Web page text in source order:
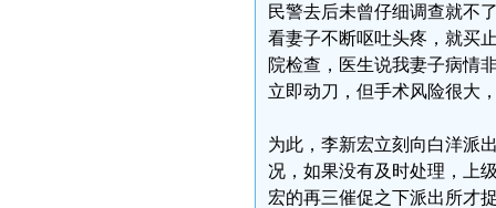
民警去后未曾仔细调查就不
看妻子不断呕吐头疼，就买
院检查，医生说我妻子病情
立即动刀，但手术风险很大
为此，李新宏立刻向白洋派
况，如果没有及时处理，上
宏的再三催促之下派出所才